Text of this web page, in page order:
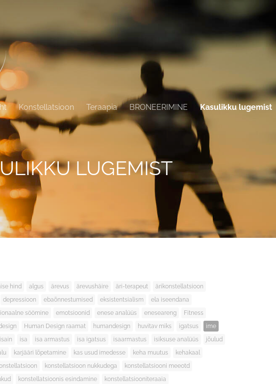
Konstellatsioon Teraapia BRONEERIMINE Kasulikku lugemist
LUGEMIST
hind algus ärevus ärevushäire äri-terapeut
ärikonstellatsioon
depressioon ebaõnnestumised eksistentsialism
ela iseendana
söömine emotsioonid enese analüüs eneseareng
Fitness
Human Design raamat humandesign huvitav miks igatsus
ime
isa isa armastus isa igatsus isaarmastus isiksuse analüüs
jõulud
karjääri lõpetamine kas usud imedesse keha muutus
kehakaal
konstellatsioon nukkudega
konstellatsiooni meeotd
konstellatsioonis esindamine
konstellatsiooniteraaia